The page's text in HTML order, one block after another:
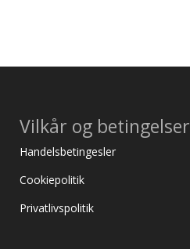
Vilkår og betingelser
Handelsbetingesler
Cookiepolitik
Privatlivspolitik